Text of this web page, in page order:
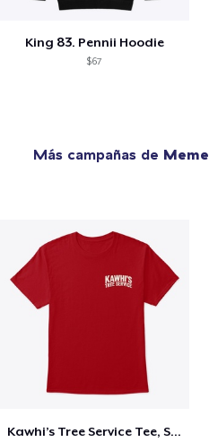
King 83. Pennii Hoodie
$67
Más campañas de Meme
Kawhi’s Tree Service Tee, Shirts, Mug